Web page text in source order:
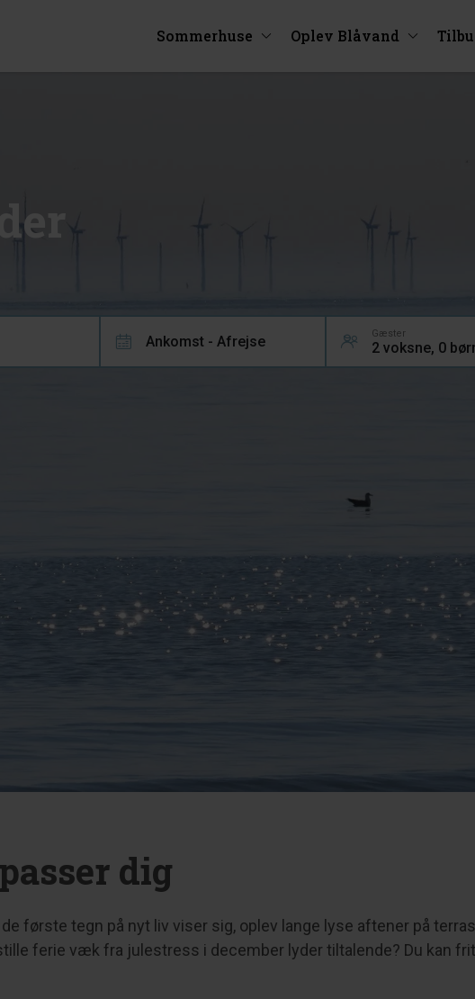
Sommerhuse Oplev Blåvand
Ankomst - Afrejse Gæster
dig
første tegn på nyt liv viser sig, oplev lange lyse aftener på
ferie væk fra julestress i december lyder tiltalende? Du kan